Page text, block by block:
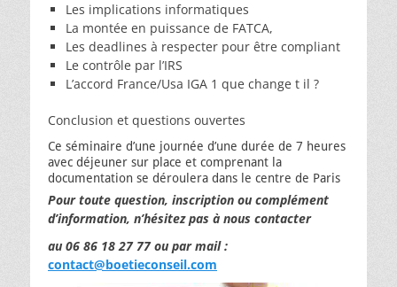
Les implications informatiques
La montée en puissance de FATCA,
Les deadlines à respecter pour être compliant
Le contrôle par l’IRS
L’accord France/Usa IGA 1 que change t il ?
Conclusion et questions ouvertes
Ce séminaire d’une journée d’une durée de 7 heures
avec déjeuner sur place et comprenant la
documentation se déroulera dans le centre de Paris
Pour toute question, inscription ou complément
d’information, n’hésitez pas à nous contacter
au 06 86 18 27 77 ou par mail :
contact@boetieconseil.com